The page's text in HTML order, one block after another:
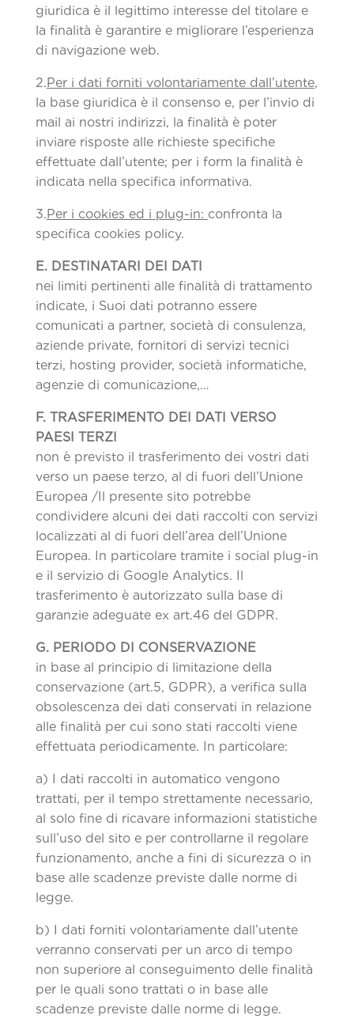
giuridica è il legittimo interesse del titolare e
la finalità è garantire e migliorare l’esperienza
di navigazione web.
2.Per i dati forniti volontariamente dall’utente,
la base giuridica è il consenso e, per l’invio di
mail ai nostri indirizzi, la finalità è poter
inviare risposte alle richieste specifiche
effettuate dall’utente; per i form la finalità è
indicata nella specifica informativa.
3.Per i cookies ed i plug-in: confronta la
specifica cookies policy.
E. DESTINATARI DEI DATI
nei limiti pertinenti alle finalità di trattamento
indicate, i Suoi dati potranno essere
comunicati a partner, società di consulenza,
aziende private, fornitori di servizi tecnici
terzi, hosting provider, società informatiche,
agenzie di comunicazione,…
F. TRASFERIMENTO DEI DATI VERSO
PAESI TERZI
non è previsto il trasferimento dei vostri dati
verso un paese terzo, al di fuori dell’Unione
Europea /Il presente sito potrebbe
condividere alcuni dei dati raccolti con servizi
localizzati al di fuori dell’area dell’Unione
Europea. In particolare tramite i social plug-in
e il servizio di Google Analytics. Il
trasferimento è autorizzato sulla base di
garanzie adeguate ex art.46 del GDPR.
G. PERIODO DI CONSERVAZIONE
in base al principio di limitazione della
conservazione (art.5, GDPR), a verifica sulla
obsolescenza dei dati conservati in relazione
alle finalità per cui sono stati raccolti viene
effettuata periodicamente. In particolare:
a) I dati raccolti in automatico vengono
trattati, per il tempo strettamente necessario,
al solo fine di ricavare informazioni statistiche
sull’uso del sito e per controllarne il regolare
funzionamento, anche a fini di sicurezza o in
base alle scadenze previste dalle norme di
legge.
b) I dati forniti volontariamente dall’utente
verranno conservati per un arco di tempo
non superiore al conseguimento delle finalità
per le quali sono trattati o in base alle
scadenze previste dalle norme di legge.